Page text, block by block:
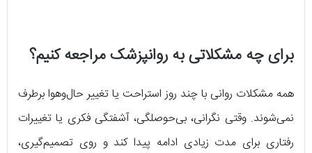
برای چه مشکلاتی به روانپزشک مراجعه کنیم؟
همه مشکلات روانی با چند روز استراحت یا تغییر حال‌وهوا برطرف
نمی‌شوند. وقتی نگرانی، بی‌حوصلگی، آشفتگی فکری یا تغییرات
رفتاری برای مدت زیادی ادامه پیدا کند و روی تصمیم‌گیری،